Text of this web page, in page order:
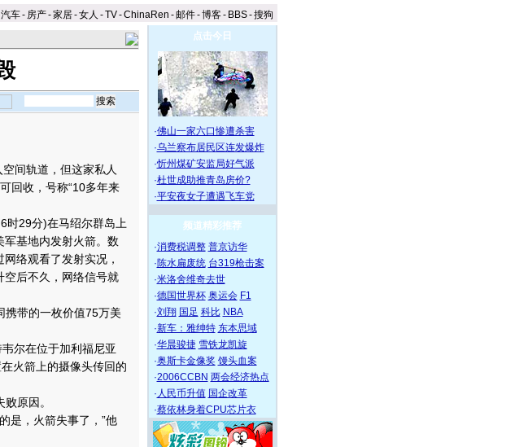
汽车- 房产-家居-女人 -TV-ChinaRen -邮件-博客- BBS-搜狗
间轨道，但这家私人
回收，号称“10多年来
29分)在马绍尔群岛上
军基地内发射火箭。 数
网络观看了发射实况，
空后不久，网络信号就
带的一枚价值75万美
尔在位于加利福尼亚
火箭上的摄像头传回的
原因。
是，火箭失事了，”他
点击今日
·佛山一家六口惨遭杀害
·乌兰察布居民区连发爆炸
·忻州煤矿安监局好气派
·杜世成助推青岛房价?
·平安夜女子遭遇飞车党
频道精彩推荐
·消费税调整 普京访华
·陈水扁废统 台319枪击案
·米洛舍维奇去世
·德国世界杯 奥运会 F1
·刘翔 国足 科比 NBA
·新车：雅绅特 东本思域
·华晨骏捷 雪铁龙凯旋
·奥斯卡金像奖 馒头血案
·2006CCBN 两会经济热点
· 人民币升值 国企改革
·蔡依林身着CPU芯片衣